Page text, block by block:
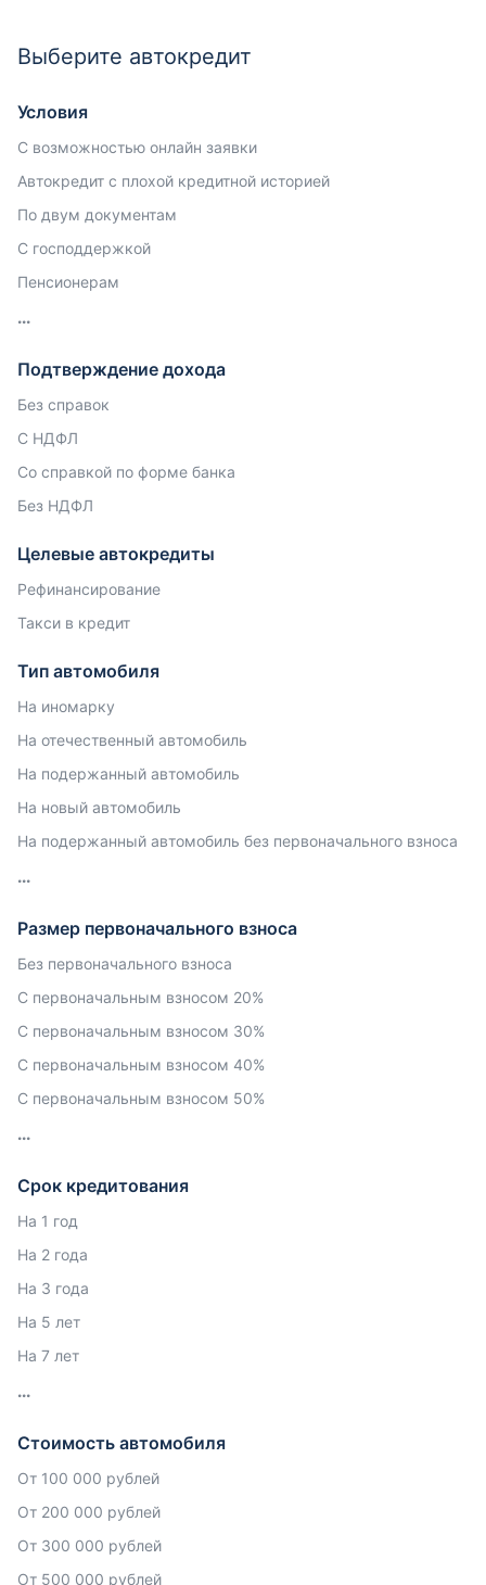
Выберите автокредит
Условия
С возможностью онлайн заявки
Автокредит с плохой кредитной историей
По двум документам
С господдержкой
Пенсионерам
Подтверждение дохода
Без справок
С НДФЛ
Со справкой по форме банка
Без НДФЛ
Целевые автокредиты
Рефинансирование
Такси в кредит
Тип автомобиля
На иномарку
На отечественный автомобиль
На подержанный автомобиль
На новый автомобиль
На подержанный автомобиль без первоначального взноса
Размер первоначального взноса
Без первоначального взноса
С первоначальным взносом 20%
С первоначальным взносом 30%
С первоначальным взносом 40%
С первоначальным взносом 50%
Срок кредитования
На 1 год
На 2 года
На 3 года
На 5 лет
На 7 лет
Стоимость автомобиля
От 100 000 рублей
От 200 000 рублей
От 300 000 рублей
От 500 000 рублей